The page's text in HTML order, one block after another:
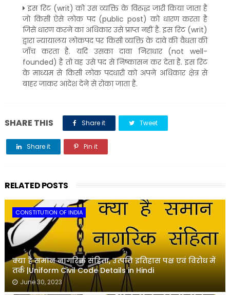
इस रिट (writ) को उस व्यक्ति के विरुद्ध जारी किया जाता है
जो किसी ऐसे लोक पद (public post) को धारण करता है
जिसे धारण करने का अधिकार उसे प्राप्त नहीं है. इस रिट (writ)
द्वारा न्यायालय लोकपद पर किसी व्यक्ति के दावे की वैधता की
जाँच करता है. यदि उसका दावा निराधार (not well-
founded) है तो वह उसे पद से निष्कासन कर देता है. इस रिट
के माध्यम से किसी लोक पदधारी को अपने अधिकार क्षेत्र से
बाहर जाकर आदेश देने से रोका जाता है.
SHARE THIS Share it Tweet
Share it Pin it
RELATED POSTS
CONSTITUTION OF INDIA
क्या है समान नागरिक संहिता, उत्पत्ति इतिहास पक्ष एवं विरोध में
तर्क |Uniform Civil Code Details in Hindi
June 30, 2023